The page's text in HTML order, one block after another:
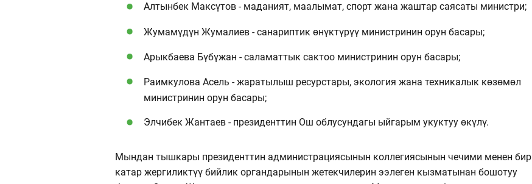
Алтынбек Максүтов - маданият, маалымат, спорт жана жаштар саясаты министри;
Жумамүдүн Жумалиев - санариптик өнүктүрүү министринин орун басары;
Арыкбаева Бүбүжан - саламаттык сактоо министринин орун басары;
Раимкулова Асель - жаратылыш ресурстары, экология жана техникалык көзөмөл
министринин орун басары;
Элчибек Жантаев - президенттин Ош облусундагы ыйгарым укуктуу өкүлү.
Мындан тышкары президенттин администрациясынын коллегиясынын чечими менен бир
катар жергиликтүү бийлик органдарынын жетекчилерин ээлеген кызматынан бошотуу